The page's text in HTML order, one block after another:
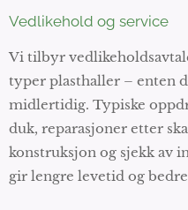
Vedlikehold og service
Vi tilbyr
typer plasthaller – enten
midlertidig. Typiske
duk, reparasjoner etter
konstruksjon og sjekk av
gir lengre levetid og